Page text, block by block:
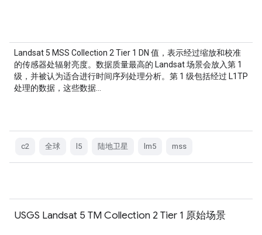
Landsat 5 MSS Collection 2 Tier 1 DN 值，表示经过缩放和校准
的传感器处辐射亮度。数据质量最高的 Landsat 场景会放入第 1
级，并被认为适合进行时间序列处理分析。第 1 级包括经过 L1TP
处理的数据，这些数据…
c2 全球 l5 陆地卫星 lm5 mss
USGS Landsat 5 TM Collection 2 Tier 1 原始场景